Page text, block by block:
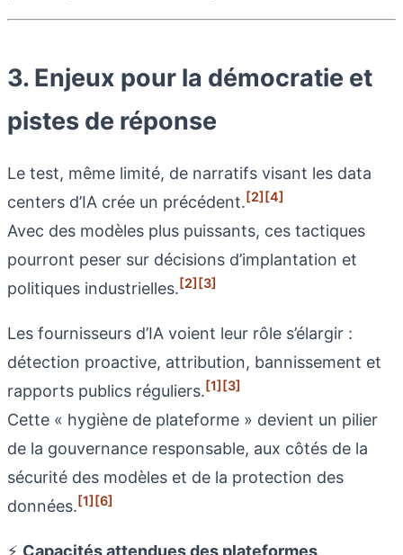
3. Enjeux pour la démocratie et
pistes de réponse
Le test, même limité, de narratifs visant les data
centers d’IA crée un précédent.[2][4]
Avec des modèles plus puissants, ces tactiques
pourront peser sur décisions d’implantation et
politiques industrielles.[2][3]
Les fournisseurs d’IA voient leur rôle s’élargir :
détection proactive, attribution, bannissement et
rapports publics réguliers.[1][3]
Cette « hygiène de plateforme » devient un pilier
de la gouvernance responsable, aux côtés de la
sécurité des modèles et de la protection des
données.[1][6]
⚡ Capacités attendues des plateformes